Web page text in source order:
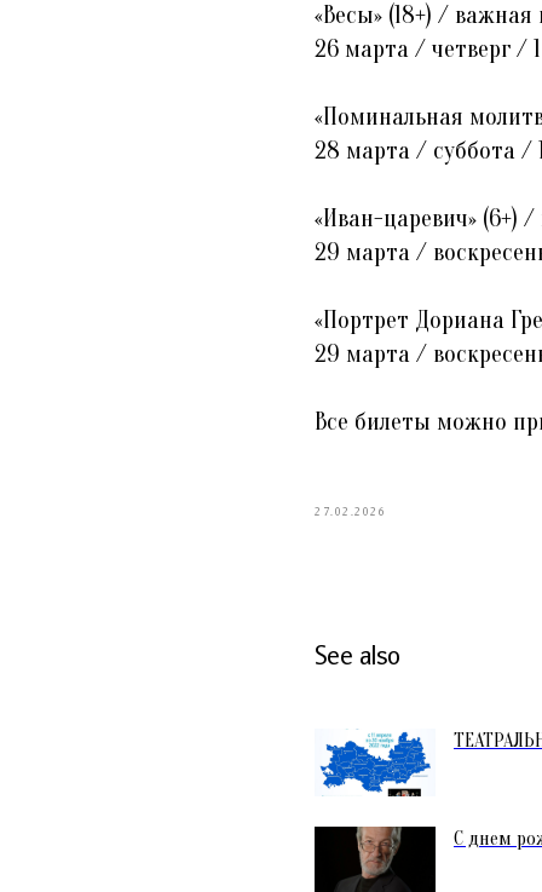
«Весы» (18+) /
26 марта / четверг /
«Поминальная
28 марта / суббота /
«Иван-царевич» (6+)
29 марта /
«Портрет Дориана
29 марта /
Все билеты можно
27.02.2026
See also
С днем